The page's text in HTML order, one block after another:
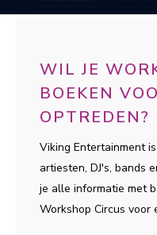
WIL JE
BOEKEN
OPTREDEN?
Viking Entertainment
artiesten, DJ's, bands
je alle informatie met
Workshop Circus voor